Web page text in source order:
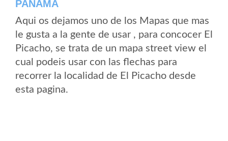
PANAMA
Aqui os dejamos uno de los Mapas que mas
le gusta a la gente de usar , para concocer El
Picacho, se trata de un mapa street view el
cual podeis usar con las flechas para
recorrer la localidad de El Picacho desde
esta pagina.